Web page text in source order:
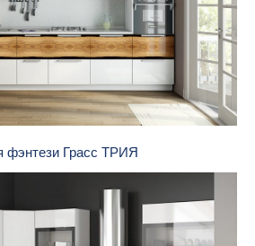
фэнтези Грасс ТРИЯ